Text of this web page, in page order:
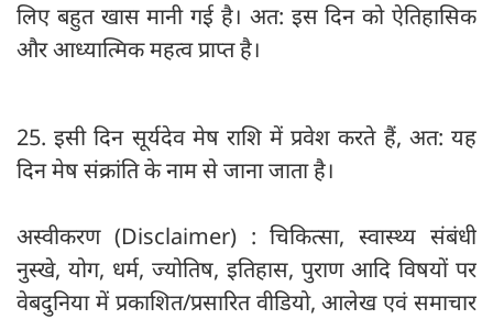
लिए बहुत खास मानी गई है। अत: इस दिन को ऐतिहासिक
और आध्यात्मिक महत्व प्राप्त है।
25. इसी दिन सूर्यदेव मेष राशि में प्रवेश करते हैं, अत: यह
दिन मेष संक्रांति के नाम से जाना जाता है।
अस्वीकरण (Disclaimer) : चिकित्सा, स्वास्थ्य संबंधी
नुस्खे, योग, धर्म, ज्योतिष, इतिहास, पुराण आदि विषयों पर
वेबदुनिया में प्रकाशित/प्रसारित वीडियो, आलेख एवं समाचार